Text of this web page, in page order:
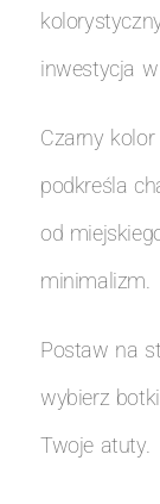
inwestycja
Czarny
podkreśla
od
minimalizm.
Postaw na
wybierz
Twoje atuty.